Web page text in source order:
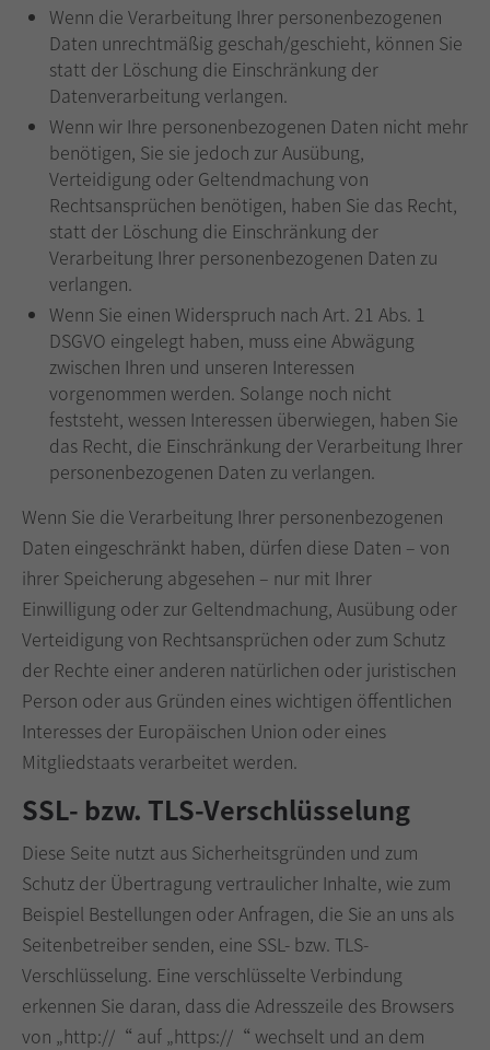
Wenn die Verarbeitung Ihrer personenbezogenen
Daten unrechtmäßig geschah/geschieht, können Sie
statt der Löschung die Einschränkung der
Datenverarbeitung verlangen.
Wenn wir Ihre personenbezogenen Daten nicht mehr
benötigen, Sie sie jedoch zur Ausübung,
Verteidigung oder Geltendmachung von
Rechtsansprüchen benötigen, haben Sie das Recht,
statt der Löschung die Einschränkung der
Verarbeitung Ihrer personenbezogenen Daten zu
verlangen.
Wenn Sie einen Widerspruch nach Art. 21 Abs. 1
DSGVO eingelegt haben, muss eine Abwägung
zwischen Ihren und unseren Interessen
vorgenommen werden. Solange noch nicht
feststeht, wessen Interessen überwiegen, haben Sie
das Recht, die Einschränkung der Verarbeitung Ihrer
personenbezogenen Daten zu verlangen.
Wenn Sie die Verarbeitung Ihrer personenbezogenen
Daten eingeschränkt haben, dürfen diese Daten – von
ihrer Speicherung abgesehen – nur mit Ihrer
Einwilligung oder zur Geltendmachung, Ausübung oder
Verteidigung von Rechtsansprüchen oder zum Schutz
der Rechte einer anderen natürlichen oder juristischen
Person oder aus Gründen eines wichtigen öffentlichen
Interesses der Europäischen Union oder eines
Mitgliedstaats verarbeitet werden.
SSL- bzw. TLS-Verschlüsselung
Diese Seite nutzt aus Sicherheitsgründen und zum
Schutz der Übertragung vertraulicher Inhalte, wie zum
Beispiel Bestellungen oder Anfragen, die Sie an uns als
Seitenbetreiber senden, eine SSL- bzw. TLS-
Verschlüsselung. Eine verschlüsselte Verbindung
erkennen Sie daran, dass die Adresszeile des Browsers
von „http://“ auf „https://“ wechselt und an dem